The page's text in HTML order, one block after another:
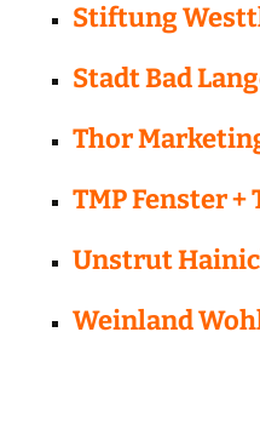
Stiftung
Stadt Bad
Thor
TMP Fenster
Unstrut
Weinland